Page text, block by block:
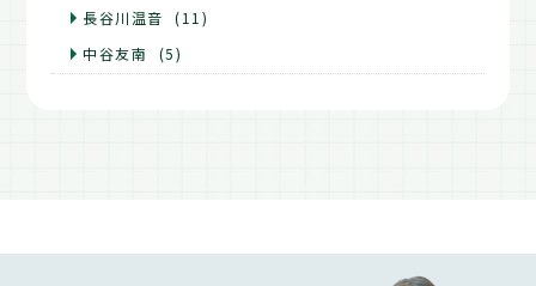
長谷川温音
(11)
中谷友南
(5)